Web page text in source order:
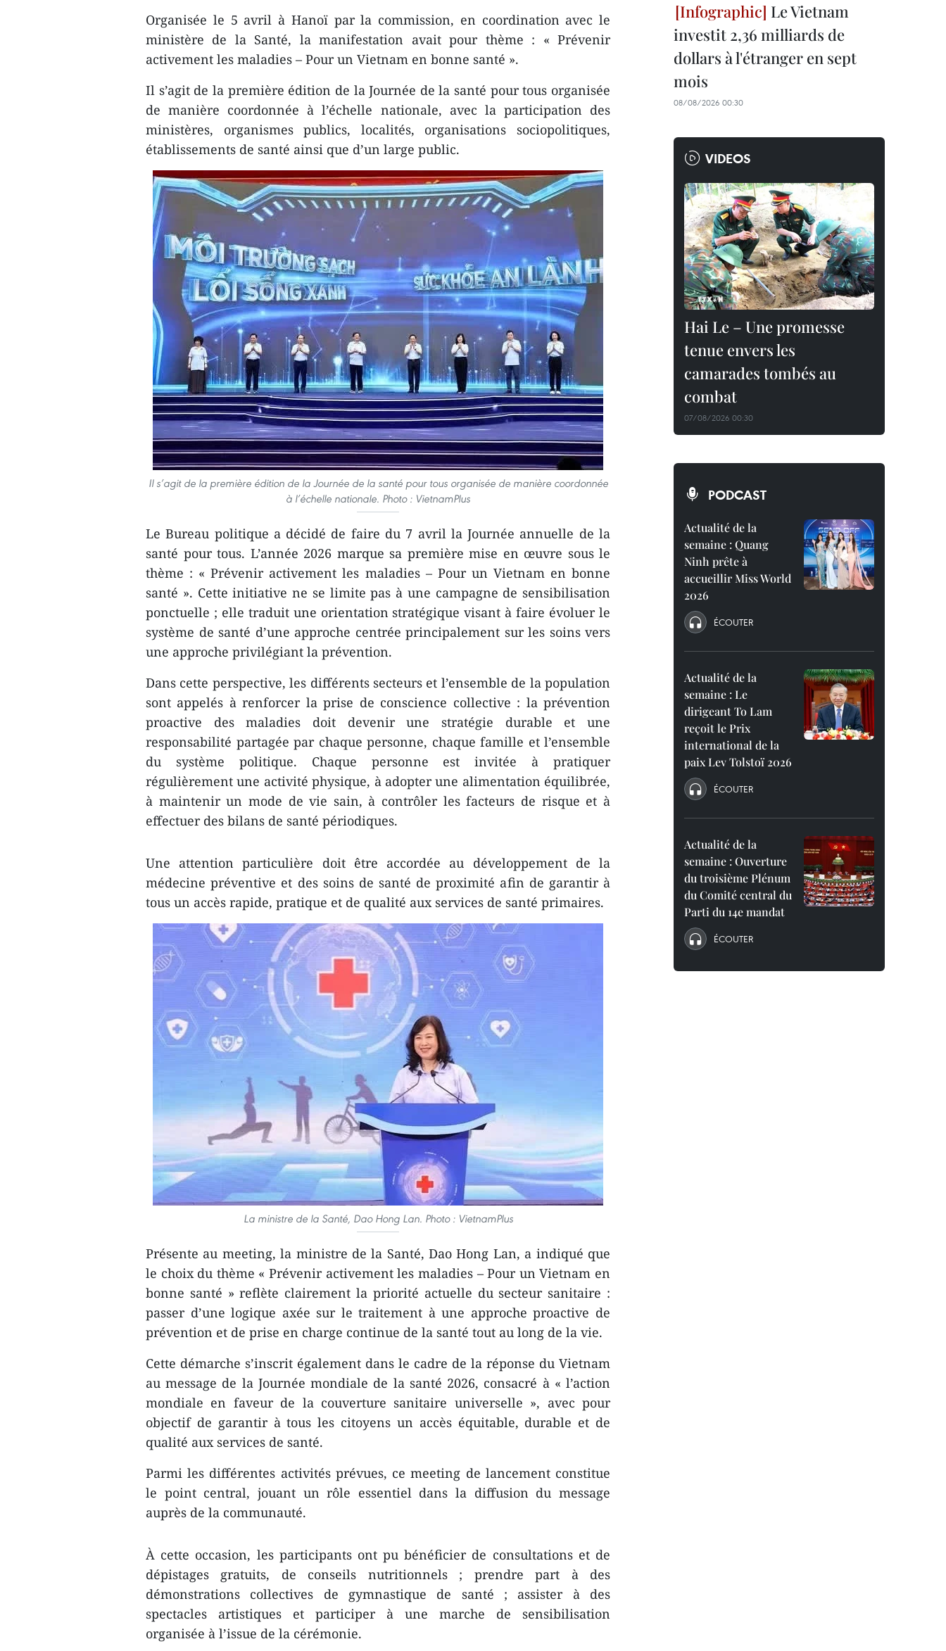
Organisée le 5 avril à Hanoï par la commission, en coordination avec le
ministère de la Santé, la manifestation avait pour thème : « Prévenir
activement les maladies – Pour un Vietnam en bonne santé ».
​Il s’agit de la première édition de la Journée de la santé pour tous organisée
de manière coordonnée à l’échelle nationale, avec la participation des
ministères, organismes publics, localités, organisations sociopolitiques,
établissements de santé ainsi que d’un large public.
Il s’agit de la première édition de la Journée de la santé pour tous organisée de manière coordonnée
à l’échelle nationale. Photo : VietnamPlus
​Le Bureau politique a décidé de faire du 7 avril la Journée annuelle de la
santé pour tous. L’année 2026 marque sa première mise en œuvre sous le
thème : « Prévenir activement les maladies – Pour un Vietnam en bonne
santé ». Cette initiative ne se limite pas à une campagne de sensibilisation
ponctuelle ; elle traduit une orientation stratégique visant à faire évoluer le
système de santé d’une approche centrée principalement sur les soins vers
une approche privilégiant la prévention.
​Dans cette perspective, les différents secteurs et l’ensemble de la population
sont appelés à renforcer la prise de conscience collective : la prévention
proactive des maladies doit devenir une stratégie durable et une
responsabilité partagée par chaque personne, chaque famille et l’ensemble
du système politique. Chaque personne est invitée à pratiquer
régulièrement une activité physique, à adopter une alimentation équilibrée,
à maintenir un mode de vie sain, à contrôler les facteurs de risque et à
effectuer des bilans de santé périodiques.
​Une attention particulière doit être accordée au développement de la
médecine préventive et des soins de santé de proximité afin de garantir à
tous un accès rapide, pratique et de qualité aux services de santé primaires.
La ministre de la Santé, Dao Hong Lan. Photo : VietnamPlus
​Présente au meeting, la ministre de la Santé, Dao Hong Lan, a indiqué que
le choix du thème « Prévenir activement les maladies – Pour un Vietnam en
bonne santé » reflète clairement la priorité actuelle du secteur sanitaire :
passer d’une logique axée sur le traitement à une approche proactive de
prévention et de prise en charge continue de la santé tout au long de la vie.
Cette démarche s’inscrit également dans le cadre de la réponse du Vietnam
au message de la Journée mondiale de la santé 2026, consacré à « l’action
mondiale en faveur de la couverture sanitaire universelle », avec pour
objectif de garantir à tous les citoyens un accès équitable, durable et de
qualité aux services de santé.
​Parmi les différentes activités prévues, ce meeting de lancement constitue
le point central, jouant un rôle essentiel dans la diffusion du message
auprès de la communauté.
​À cette occasion, les participants ont pu bénéficier de consultations et de
dépistages gratuits, de conseils nutritionnels ; prendre part à des
démonstrations collectives de gymnastique de santé ; assister à des
spectacles artistiques et participer à une marche de sensibilisation
organisée à l’issue de la cérémonie.
Le Vietnam
investit 2,36 milliards de
dollars à l'étranger en sept
mois
08/08/2026 00:30
VIDEOS
Hai Le – Une promesse
tenue envers les
camarades tombés au
combat
07/08/2026 00:30
PODCAST
Actualité de la
semaine : Quang
Ninh prête à
accueillir Miss World
2026
ÉCOUTER
Actualité de la
semaine : Le
dirigeant To Lam
reçoit le Prix
international de la
paix Lev Tolstoï 2026
ÉCOUTER
Actualité de la
semaine : Ouverture
du troisième Plénum
du Comité central du
Parti du 14e mandat
ÉCOUTER